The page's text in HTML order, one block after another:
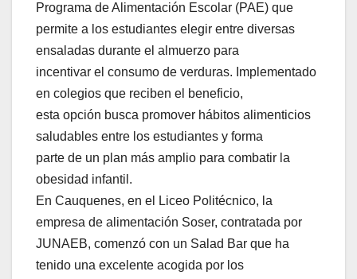
Programa de Alimentación Escolar (PAE) que
permite a los estudiantes elegir entre diversas
ensaladas durante el almuerzo para
incentivar el consumo de verduras. Implementado
en colegios que reciben el beneficio,
esta opción busca promover hábitos alimenticios
saludables entre los estudiantes y forma
parte de un plan más amplio para combatir la
obesidad infantil.
En Cauquenes, en el Liceo Politécnico, la
empresa de alimentación Soser, contratada por
JUNAEB, comenzó con un Salad Bar que ha
tenido una excelente acogida por los